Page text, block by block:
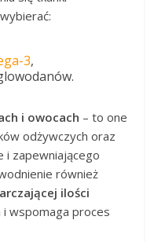
3,
i owocach – to one
odżywczych oraz
i zapewniającego
również
ilości
wspomaga proces